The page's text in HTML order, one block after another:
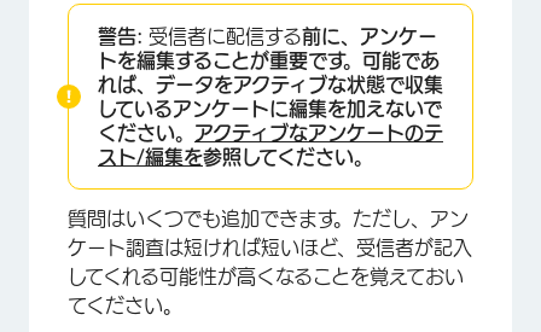
警告: 受信者に配信する前に、アンケー
トを編集することが重要です。可能であ
れば、データをアクティブな状態で収集
しているアンケートに編集を加えないで
ください。 アクティブなアンケートのテ
スト/編集を参照してください。
質問はいくつでも追加できます。ただし、アン
ケート調査は短ければ短いほど、受信者が記入
してくれる可能性が高くなることを覚えておい
てください。